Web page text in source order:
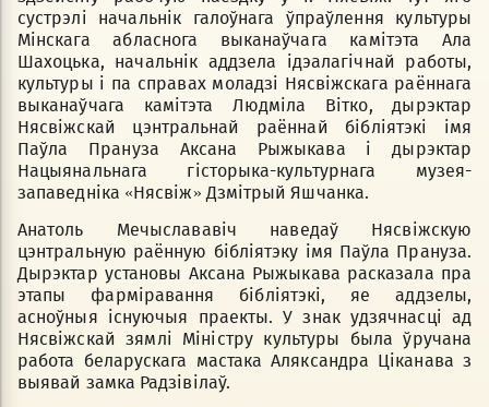
сустрэлі начальнік галоўнага ўпраўлення культуры
Мінскага абласнога выканаўчага камітэта Ала
Шахоцька, начальнік аддзела ідэалагічнай работы,
культуры і па справах моладзі Нясвіжскага раённага
выканаўчага камітэта Людміла Вітко, дырэктар
Нясвіжскай цэнтральнай раённай бібліятэкі імя
Паўла Прануза Аксана Рыжыкава і дырэктар
Нацыянальнага гісторыка-культурнага музея-
запаведніка «Нясвіж» Дзмітрый Яшчанка.
Анатоль Мечыслававіч наведаў Нясвіжскую
цэнтральную раённую бібліятэку імя Паўла Прануза.
Дырэктар установы Аксана Рыжыкава расказала пра
этапы фарміравання бібліятэкі, яе аддзелы,
асноўныя існуючыя праекты. У знак удзячнасці ад
Нясвіжскай зямлі Міністру культуры была ўручана
работа беларускага мастака Аляксандра Ціканава з
выявай замка Радзівілаў.